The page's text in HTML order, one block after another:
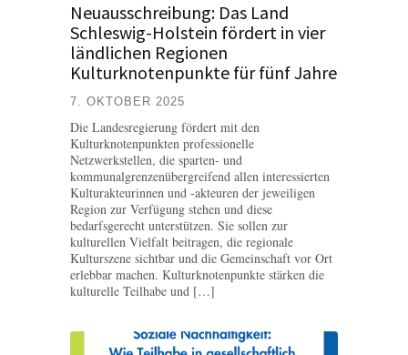
Neuausschreibung: Das Land
Schleswig-Holstein fördert in vier
ländlichen Regionen
Kulturknotenpunkte für fünf Jahre
7. OKTOBER 2025
Die Landesregierung fördert mit den
Kulturknotenpunkten professionelle
Netzwerkstellen, die sparten- und
kommunalgrenzenübergreifend allen interessierten
Kulturakteurinnen und -akteuren der jeweiligen
Region zur Verfügung stehen und diese
bedarfsgerecht unterstützen. Sie sollen zur
kulturellen Vielfalt beitragen, die regionale
Kulturszene sichtbar und die Gemeinschaft vor Ort
erlebbar machen. Kulturknotenpunkte stärken die
kulturelle Teilhabe und […]